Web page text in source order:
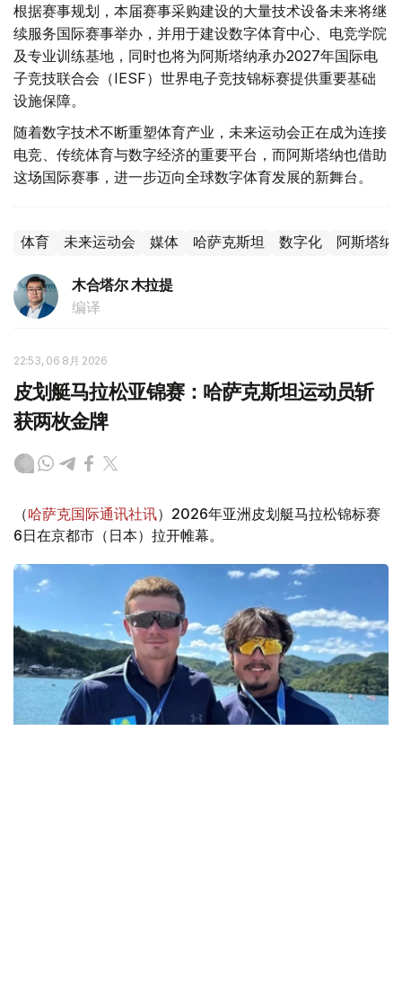
根据赛事规划，本届赛事采购建设的大量技术设备未来将继
续服务国际赛事举办，并用于建设数字体育中心、电竞学院
及专业训练基地，同时也将为阿斯塔纳承办2027年国际电
子竞技联合会（IESF）世界电子竞技锦标赛提供重要基础
设施保障。
随着数字技术不断重塑体育产业，未来运动会正在成为连接
电竞、传统体育与数字经济的重要平台，而阿斯塔纳也借助
这场国际赛事，进一步迈向全球数字体育发展的新舞台。
体育 未来运动会 媒体 哈萨克斯坦 数字化 阿斯塔纳
木合塔尔 木拉提
编译
22:53, 06 8月 2026
皮划艇马拉松亚锦赛：哈萨克斯坦运动员斩
获两枚金牌
（哈萨克国际通讯社讯）2026年亚洲皮划艇马拉松锦标赛
6日在京都市（日本）拉开帷幕。